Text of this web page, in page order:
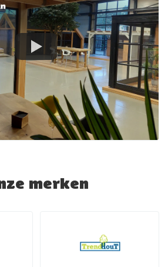
merken